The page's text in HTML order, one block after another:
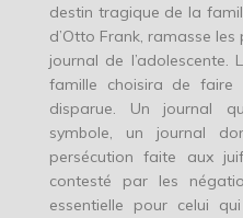
destin tragique de la
d’Otto Frank, ramasse
journal de l’adolescente.
famille choisira de
disparue. Un journal
symbole, un journal
persécution faite aux
contesté par les
essentielle pour celui